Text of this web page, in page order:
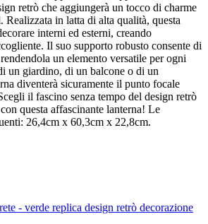
retrò che aggiungerà un tocco di charme
Realizzata in latta di alta qualità, questa
interni ed esterni, creando
Il suo supporto robusto consente di
un elemento versatile per ogni
un giardino, di un balcone o di un
diventerà sicuramente il punto focale
il fascino senza tempo del design retrò
questa affascinante lanterna! Le
26,4cm x 60,3cm x 22,8cm.
- verde replica design retrò decorazione